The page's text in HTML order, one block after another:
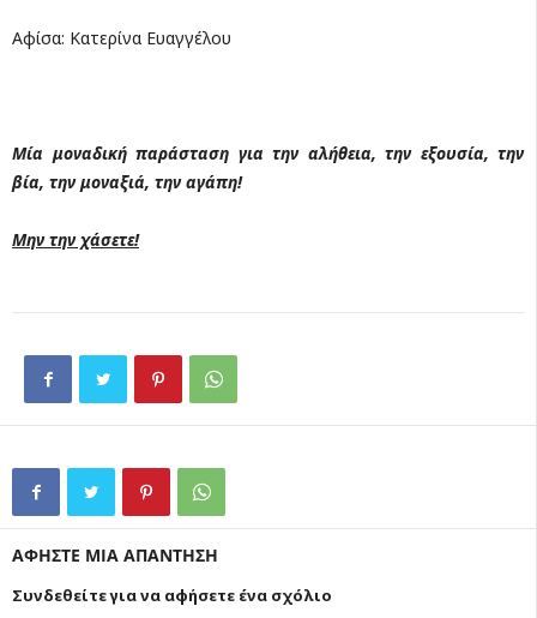
Αφίσα: Κατερίνα Ευαγγέλου
Μία μοναδική παράσταση για την αλήθεια, την εξουσία, την
βία, την μοναξιά, την αγάπη!
Μην την χάσετε!
ΑΦΗΣΤΕ ΜΙΑ ΑΠΑΝΤΗΣΗ
Συνδεθείτε για να αφήσετε ένα σχόλιο